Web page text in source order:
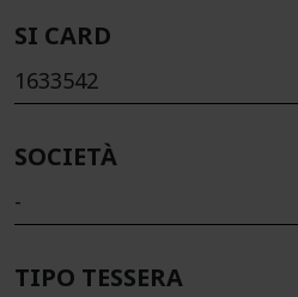
SI CARD
1633542
SOCIETÀ
-
TIPO TESSERA